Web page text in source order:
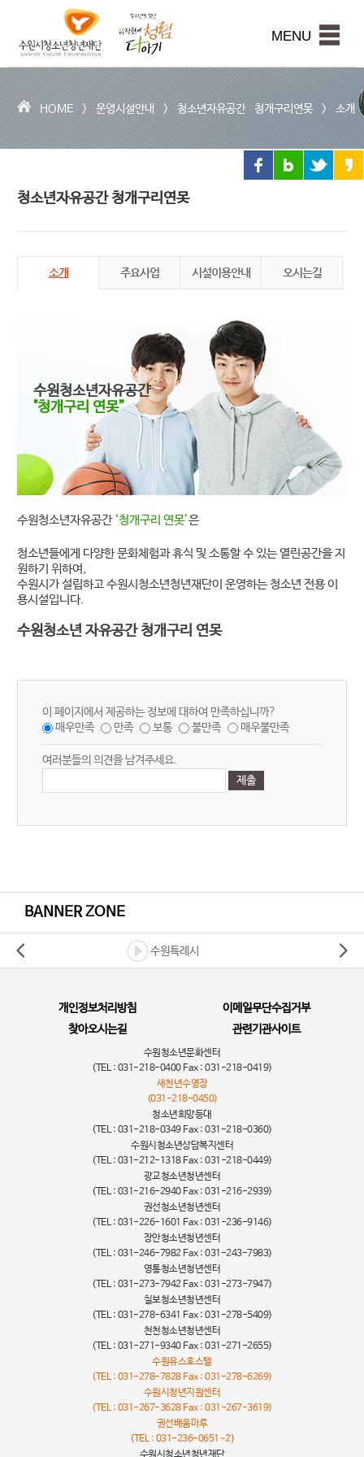
본문내용 바로가기
시
청
소
년
청
년
재
단
MENU
HOME >운영시설안내>청소년자유공간 청개구리연못>소개
청소년자유공간 청개구리연못
소개 주요사업 시설이용안내 오시는길
수원청소년자유공간
"청개구리 연못”
수원청소년자유공간 ‘청개구리 연못’은
청소년들에게 다양한 문화체험과 휴식 및 소통할 수 있는 열린공간을 지
원하기 위하여,
수원시가 설립하고 수원시청소년청년재단이 운영하는 청소년 전용 이
용시설입니다.
수원청소년 자유공간 청개구리 연못
이 페이지에서 제공하는 정보에 대하여 만족하십니까?
매우만족
만족 보통 불만족 매우불만족
여러분들의 의견을 남겨주세요.
BANNER ZONE
수원특례시
개인정보처리방침
이메일무단수집거부
찾아오시는길
관련기관사이트
수원청소년문화센터
(TEL : 031-218-0400 Fax : 031-218-0419)
새천년수영장
(031-218-0450)
청소년희망등대
(TEL : 031-218-0349 Fax : 031-218-0360)
수원시청소년상담복지센터
(TEL : 031-212-1318 Fax : 031-218-0449)
광교청소년청년센터
(TEL : 031-216-2940 Fax : 031-216-2939)
권선청소년청년센터
(TEL : 031-226-1601 Fax : 031-236-9146)
장안청소년청년센터
(TEL : 031-246-7982 Fax : 031-243-7983)
영통청소년청년센터
(TEL : 031-273-7942 Fax : 031-273-7947)
칠보청소년청년센터
(TEL : 031-278-6341 Fax : 031-278-5409)
천천청소년청년센터
(TEL : 031-271-9340 Fax : 031-271-2655)
수원유스호스텔
(TEL : 031-278-7828 Fax : 031-278-6269)
수원시청년지원센터
(TEL : 031-267-3628 Fax : 031-267-3619)
권선배움마루
(TEL : 031-236-0651~2)
수원시청소년청년재단